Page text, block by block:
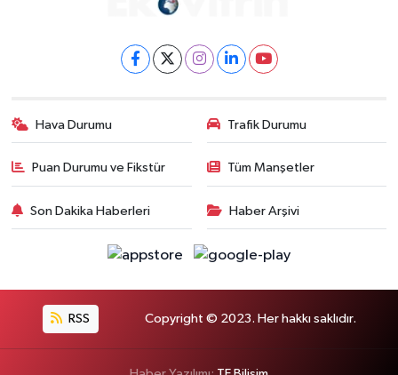
Hava Durumu Trafik Durumu
Puan Durumu ve Fikstür Tüm Manşetler
Son Dakika Haberleri Haber Arşivi
RSS Copyright © 2023. Her hakkı saklıdır.